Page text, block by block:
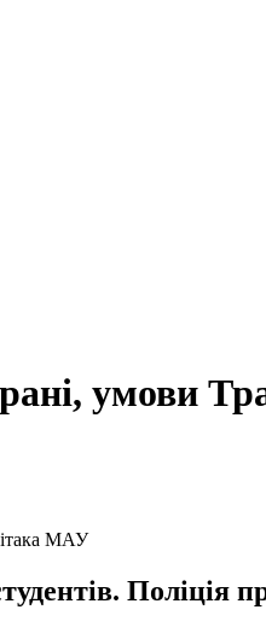
умови
МАУ
Поліція